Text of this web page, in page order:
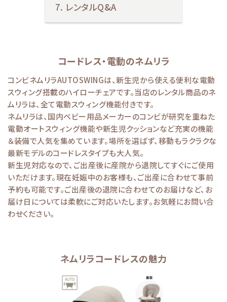
レンタルQ&A
コードレス・電動のネムリラ
コンビネムリラAUTOSWINGは、新生児から使える便利な電動
スウィング搭載のハイローチェアです。当店のレンタル商品のネ
ムリラは、全て電動スウィング機能付きです。
ネムリラは、国内ベビー用品メーカーのコンビが研究を重ねた
電動オートスウィング機能や新生児クッションなど充実の機能
＆装備で人気を集めています。場所を選ばず、移動もラクラクな
最新モデルのコードレスタイプも大人気。
新生児対応なので、ご出産後に産院から退院してすぐにご使用
いただけます。現在妊娠中のお客様も、ご出産に合わせて事前
予約も可能です。ご出産後の退院に合わせてのお届けなど、お
届け日については柔軟にご対応いたします。お気軽にお問い合
わせください。
ネムリラコードレスの魅力